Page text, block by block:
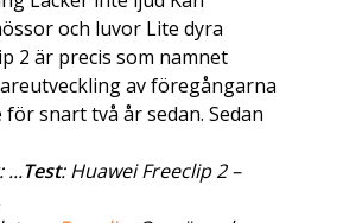
och luvor Lite dyra
2 är precis som namnet
av föregångarna
för snart två år sedan. Sedan
...Test: Huawei Freeclip 2 –